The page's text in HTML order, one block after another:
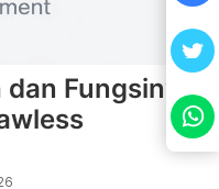
Fungsinya